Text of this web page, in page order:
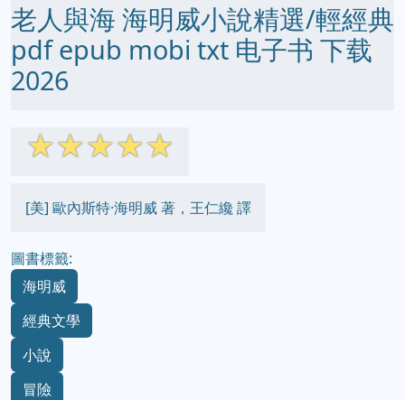
老人與海 海明威小說精選/輕經典
pdf epub mobi txt 电子书 下载
2026
☆☆☆☆☆
[美] 歐內斯特·海明威 著，王仁纔 譯
圖書標籤:
海明威
經典文學
小說
冒險